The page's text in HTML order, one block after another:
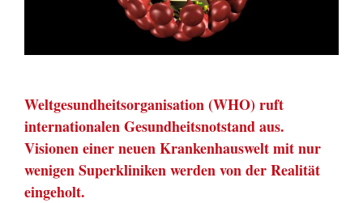
Weltgesundheitsorganisation (WHO) ruft
internationalen Gesundheitsnotstand aus.
Visionen einer neuen Krankenhauswelt mit nur
wenigen Superkliniken werden von der Realität
eingeholt.